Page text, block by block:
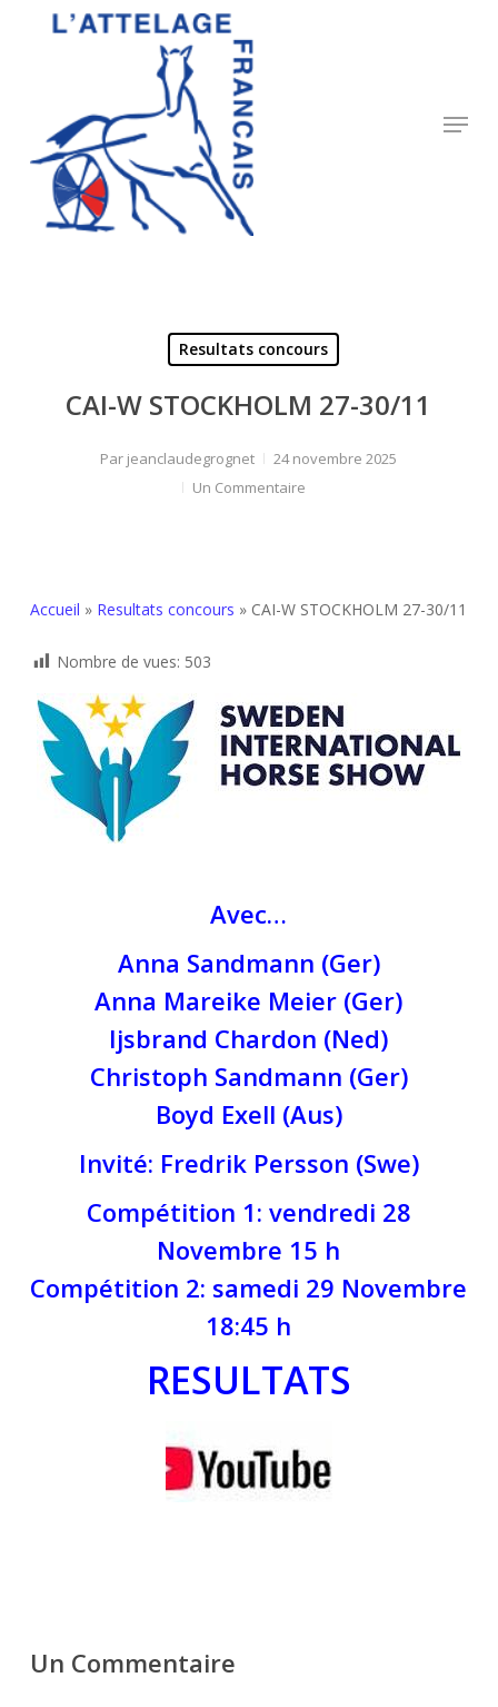
Menu
Resultats concours
CAI-W STOCKHOLM 27-30/11
Par jeanclaudegrognet
24 novembre 2025
Un Commentaire
Accueil » Resultats concours » CAI-W STOCKHOLM 27-30/11
Nombre de vues: 503
Avec…
Anna Sandmann (Ger)
Anna Mareike Meier (Ger)
Ijsbrand Chardon (Ned)
Christoph Sandmann (Ger)
Boyd Exell (Aus)
Invité: Fredrik Persson (Swe)
Compétition 1: vendredi 28
Novembre 15 h
Compétition 2: samedi 29 Novembre
18:45 h
RESULTATS
Un Commentaire